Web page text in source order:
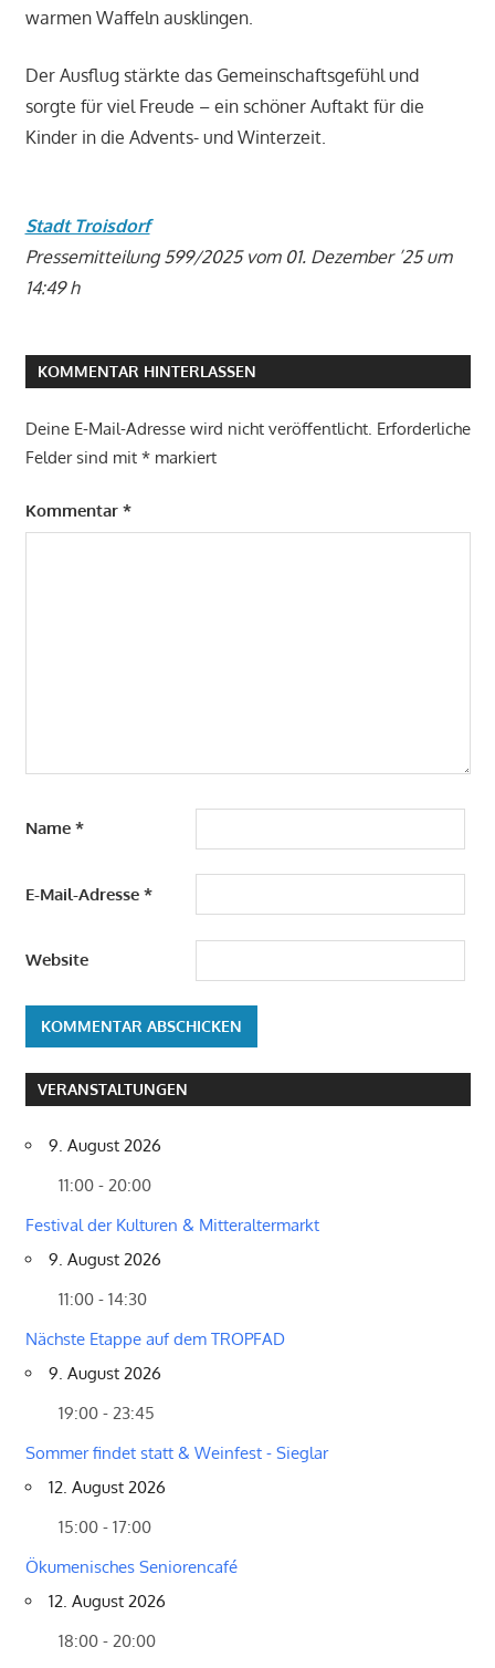
warmen Waffeln ausklingen.
Der Ausflug stärkte das Gemeinschaftsgefühl und
sorgte für viel Freude – ein schöner Auftakt für die
Kinder in die Advents- und Winterzeit.
Stadt Troisdorf
Pressemitteilung 599/2025 vom 01. Dezember ’25 um
14:49 h
KOMMENTAR HINTERLASSEN
Deine E-Mail-Adresse wird nicht veröffentlicht. Erforderliche
Felder sind mit *markiert
Kommentar *
Name *
E-Mail-Adresse *
Website
VERANSTALTUNGEN
9. August 2026
11:00 - 20:00
Festival der Kulturen & Mitteraltermarkt
9. August 2026
11:00 - 14:30
Nächste Etappe auf dem TROPFAD
9. August 2026
19:00 - 23:45
Sommer findet statt & Weinfest - Sieglar
12. August 2026
15:00 - 17:00
Ökumenisches Seniorencafé
12. August 2026
18:00 - 20:00